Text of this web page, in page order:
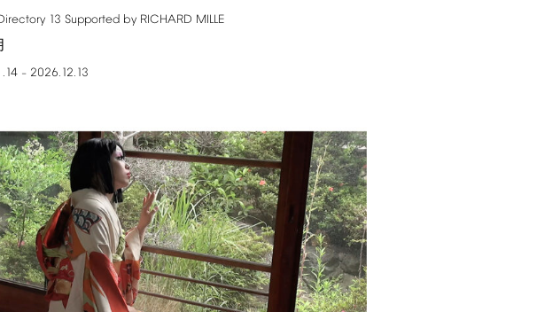
13 Supported by RICHARD MILLE
– 2026.12.13